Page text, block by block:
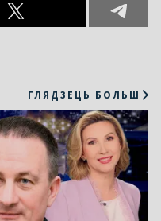
ГЛЯДЗЕЦЬ БОЛЬШ